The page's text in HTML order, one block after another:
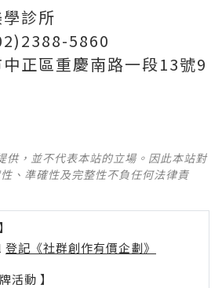
診所
5860
正區重慶南路一段13號9
供，並不代表本站的立場。因此本站對
、準確性及完整性不負任何法律責
登記《社群創作有價企劃》
活動 】